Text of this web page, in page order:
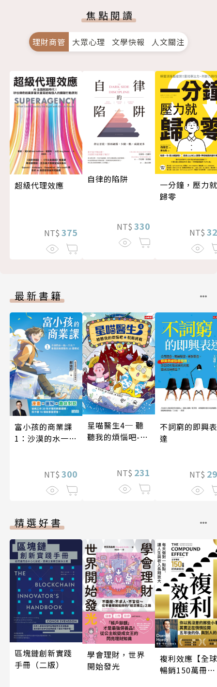
焦點閱讀
理財商管 大眾心理 文學快報 人文關注
超級代理效應
NT$ 375
自律的陷阱
NT$ 330
一分鐘，壓力就
歸零
NT$
最新書籍
富小孩的商業課
1：沙漠的水一瓶
NT$ 300
星喵醫生4─ 聽
聽我的煩惱吧-假
NT$ 231
不詞窮的即興表
達
NT$
精選好書
區塊鏈創新實踐
手冊（二版）
學會理財，世界
開始發光
複利效應【全球
暢銷150萬冊・